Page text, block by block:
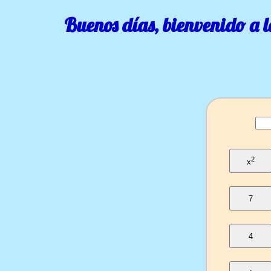
Buenos días, bienvenido
x2
7
4